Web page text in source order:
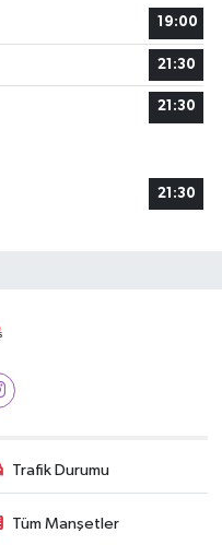
19:00
21:30
21:30
21:30
Trafik Durumu
Tüm Manşetler